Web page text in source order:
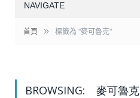
NAVIGATE
首頁 » 標籤為 "麥可魯克"
BROWSING: 麥可魯克